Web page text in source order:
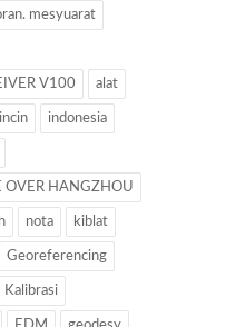
mesyuarat
V100 alat
indonesia
OVER HANGZHOU
nota kiblat
Georeferencing
Kalibrasi